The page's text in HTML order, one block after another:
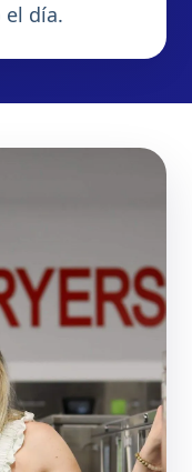
día.